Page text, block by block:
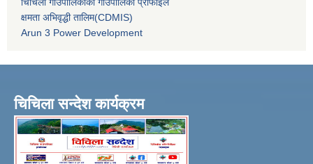
चिचिला गाउँपालिकाको गाउँपालिका प्रोफाईल
क्षमता अभिवृद्धी तालिम(CDMIS)
Arun 3 Power Development
चिचिला सन्देश कार्यक्रम